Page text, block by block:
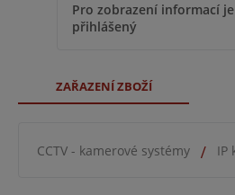
Pro zobrazení informací
přihlášený
ZAŘAZENÍ ZBOŽÍ
CCTV - kamerové systémy IP